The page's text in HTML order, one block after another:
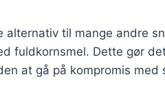
alternativ til mange andre
fuldkornsmel. Dette gør
at gå på kompromis med